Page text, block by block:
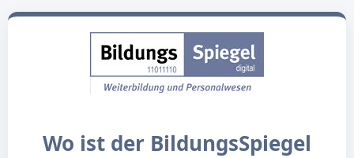
Wo ist der BildungsSpiegel